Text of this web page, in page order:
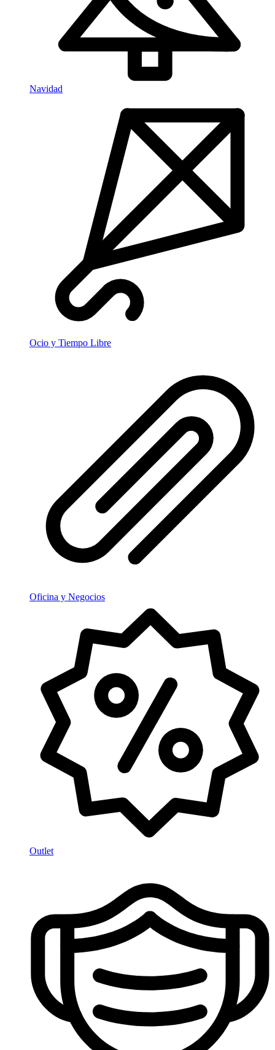
Navidad
Ocio y Tiempo Libre
Oficina y Negocios
Outlet